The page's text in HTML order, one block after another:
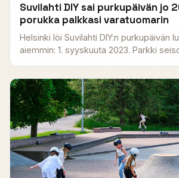
Suvilahti DIY sai purkupäivän jo
porukka palkkasi varatuomarin
Helsinki löi Suvilahti DIY:n purkupäivän
aiemmin: 1. syyskuuta 2023. Parkki